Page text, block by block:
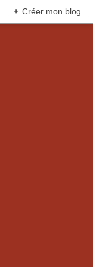
+ Créer mon blog